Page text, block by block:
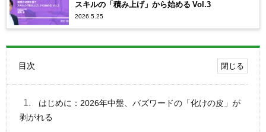
スキルの「積み上げ」から始める Vol.3
2026.5.25
目次
1.
はじめに：2026年中盤、バズワードの「化けの皮」が
剥がれる